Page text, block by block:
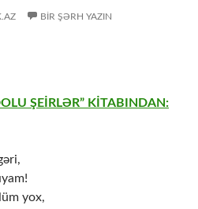
BIR ŞƏRH YAZIN
ŞEİRLƏR” KİTABINDAN:
yox,